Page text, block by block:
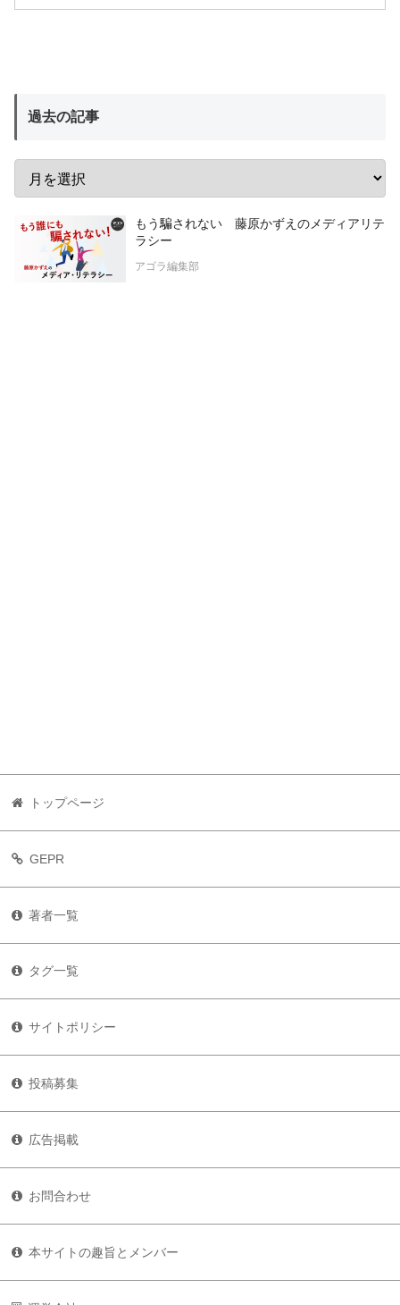
過去の記事
もう騙されない 藤原かずえのメディアリテ
ラシー
アゴラ編集部
トップページ
GEPR
著者一覧
タグ一覧
サイトポリシー
投稿募集
広告掲載
お問合わせ
本サイトの趣旨とメンバー